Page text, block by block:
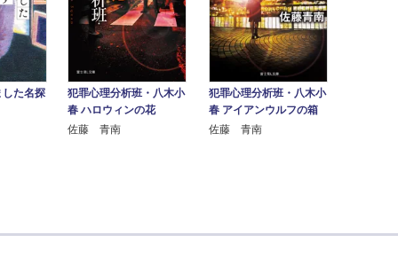
た名探
犯罪心理分析班・八木小
春 ハロウィンの花
佐藤 青南
犯罪心理分析班・八木小
春 アイアンウルフの箱
佐藤 青南